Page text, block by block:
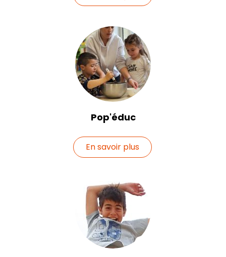
Pop'éduc
En savoir plus